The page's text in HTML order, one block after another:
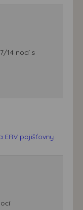
14 nocí s
ERV pojišťovny